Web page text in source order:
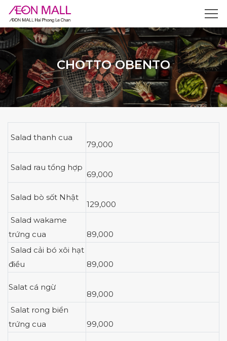
CHOTTO OBENTO
Salad thanh cua
79,000
Salad rau tổng hợp
69,000
Salad bò sốt Nhật
129,000
Salad wakame
trứng cua
89,000
Salad cải bó xôi hạt
điều
89,000
Salat cá ngừ
89,000
Salat rong biển
trứng cua
99,000